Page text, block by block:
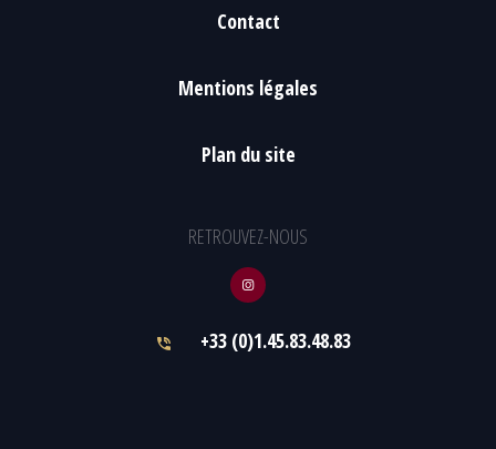
Contact
Mentions légales
Plan du site
RETROUVEZ-NOUS
+33 (0)1.45.83.48.83